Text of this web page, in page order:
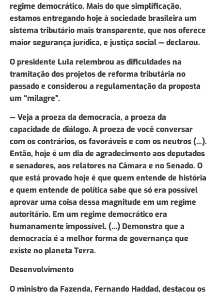
regime democrático. Mais do que simplificação,
estamos entregando hoje à sociedade brasileira um
sistema tributário mais transparente, que nos oferece
maior segurança jurídica, e justiça social — declarou.
O presidente Lula relembrou as dificuldades na
tramitação dos projetos de reforma tributária no
passado e considerou a regulamentação da proposta
um “milagre”.
— Veja a proeza da democracia, a proeza da
capacidade de diálogo. A proeza de você conversar
com os contrários, os favoráveis e com os neutros (...).
Então, hoje é um dia de agradecimento aos deputados
e senadores, aos relatores na Câmara e no Senado. O
que está provado hoje é que quem entende de história
e quem entende de política sabe que só era possível
aprovar uma coisa dessa magnitude em um regime
autoritário. Em um regime democrático era
humanamente impossível. (...) Demonstra que a
democracia é a melhor forma de governança que
existe no planeta Terra.
Desenvolvimento
O ministro da Fazenda, Fernando Haddad, destacou os